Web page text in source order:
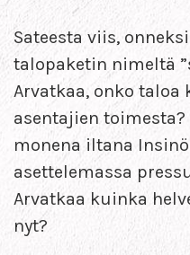
Sateesta viis,
talopaketin nimeltä
Arvatkaa, onko
asentajien
monena iltana
asettelemassa
Arvatkaa kuinka
nyt?